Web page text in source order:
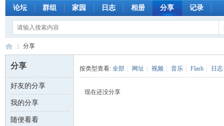
论坛 群组 家园 日志 相册 分享 记录
数 ›
分享
分享
好友的分享
我的分享
随便看看
按类型查看: 全部 网址 视频 音乐 Flash 日志
现在还没分享